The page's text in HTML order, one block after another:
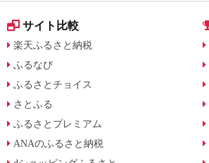
サイト比較
楽天ふるさと納税
ふるなび
ふるさとチョイス
さとふる
ふるさとプレミアム
ANAのふるさと納税